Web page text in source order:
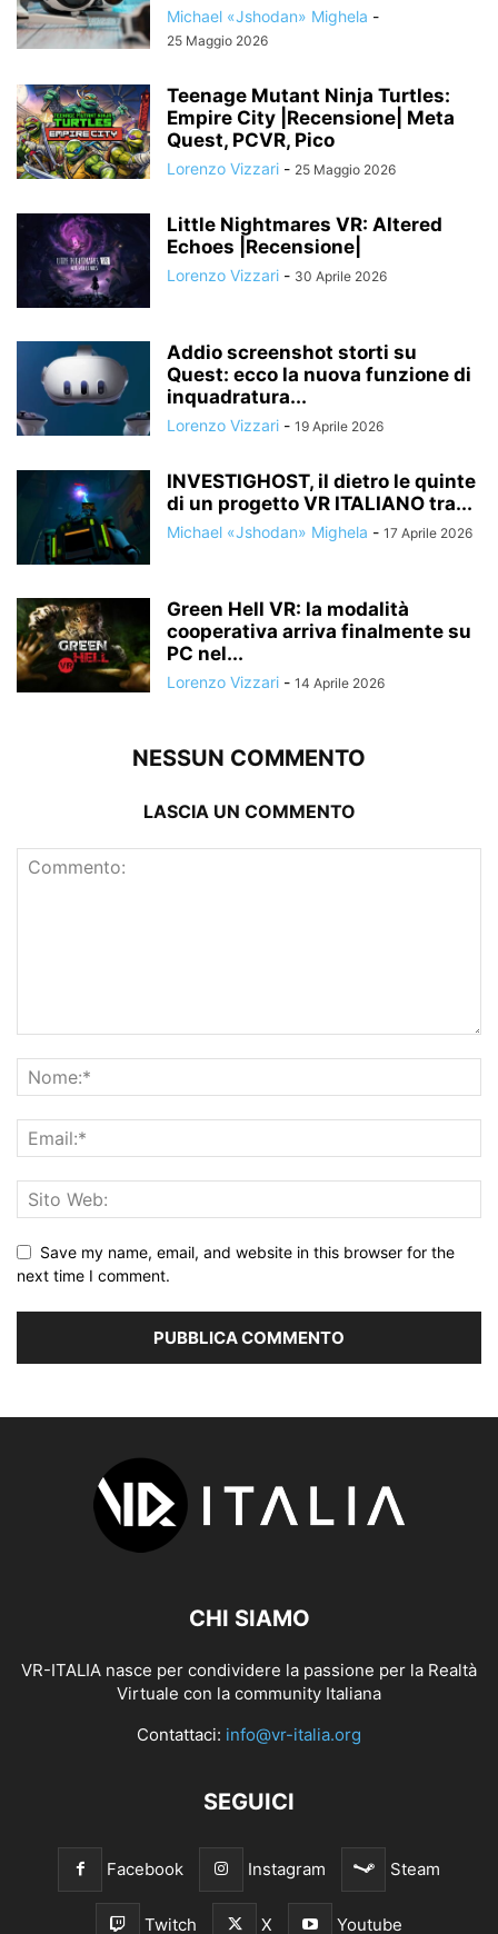
Michael «Jshodan» Mighela -
25 Maggio 2026
Teenage Mutant Ninja Turtles:
Empire City |Recensione| Meta
Quest, PCVR, Pico
Lorenzo Vizzari - 25 Maggio 2026
Little Nightmares VR: Altered
Echoes |Recensione|
Lorenzo Vizzari - 30 Aprile 2026
Addio screenshot storti su
Quest: ecco la nuova funzione di
inquadratura...
Lorenzo Vizzari - 19 Aprile 2026
INVESTIGHOST, il dietro le quinte
di un progetto VR ITALIANO tra...
Michael «Jshodan» Mighela - 17 Aprile 2026
Green Hell VR: la modalità
cooperativa arriva finalmente su
PC nel...
Lorenzo Vizzari - 14 Aprile 2026
NESSUN COMMENTO
LASCIA UN COMMENTO
Save my name, email, and website in this browser for the
next time I comment.
CHI SIAMO
VR-ITALIA nasce per condividere la passione per la Realtà
Virtuale con la community Italiana
Contattaci: info@vr-italia.org
SEGUICI
Facebook Instagram Steam
Twitch X Youtube